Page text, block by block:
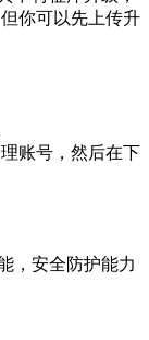
你可以先上传升
账号，然后在下
，安全防护能力